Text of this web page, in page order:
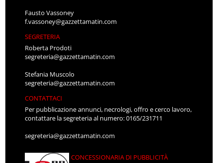
Fausto Vassoney
f.vassoney@gazzettamatin.com
SEGRETERIA
Roberta Prodoti
segreteria@gazzettamatin.com
Stefania Muscolo
segreteria@gazzettamatin.com
CONTATTACI
Per pubblicazione annunci, necrologi, offro e cerco lavoro,
contattare la segreteria al numero: 0165/231711
segreteria@gazzettamatin.com
CONCESSIONARIA DI PUBBLICITÀ